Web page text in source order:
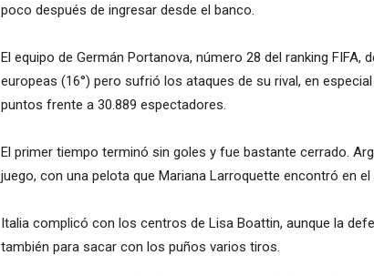
poco después de ingresar desde el banco.
El equipo de Germán Portanova, número 28 del ranking
europeas (16°) pero sufrió los ataques de su rival, en
puntos frente a 30.889 espectadores.
El primer tiempo terminó sin goles y fue bastante cerrado.
juego, con una pelota que Mariana Larroquette encontró en
Italia complicó con los centros de Lisa Boattin, aunque la
también para sacar con los puños varios tiros.